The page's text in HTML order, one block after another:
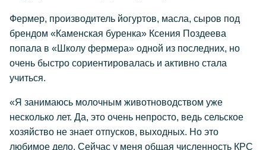
Фермер, производитель йогуртов, масла, сыров под
брендом «Каменская буренка» Ксения Поздеева
попала в «Школу фермера» одной из последних, но
очень быстро сориентировалась и активно стала
учиться.
«Я занимаюсь молочным животноводством уже
несколько лет. Да, это очень непросто, ведь сельское
хозяйство не знает отпусков, выходных. Но это
любимое дело. Сейчас у меня общая численность КРС